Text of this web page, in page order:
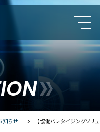
知らせ 【協働パレタイジングソリ